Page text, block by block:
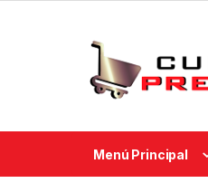
Menú Principal